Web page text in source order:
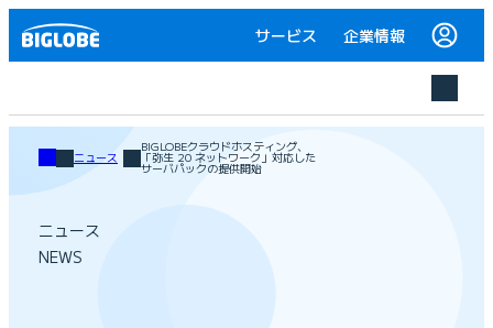
サービス 企業情報
ニュース
BIGLOBEクラウドホスティング、
「弥生 20 ネットワーク」対応した
サーバパックの提供開始
ニュース
NEWS